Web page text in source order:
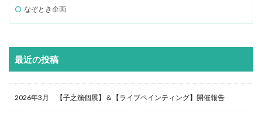
なぞとき企画
最近の投稿
2026年3月 【子之籏個展】＆【ライブペインティング】開催報告